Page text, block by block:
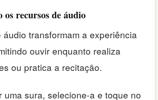
recursos de áudio
transformam a experiência
ouvir enquanto realiza
ou pratica a recitação.
uma sura, selecione-a e toque no